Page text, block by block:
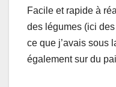
Facile et rapide à
des légumes (ici
ce que j’avais sous
également sur du